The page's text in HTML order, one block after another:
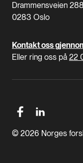
Drammensveien 288
0283 Oslo
Kontakt oss
Eller ring oss på 22
© 2026 Norges